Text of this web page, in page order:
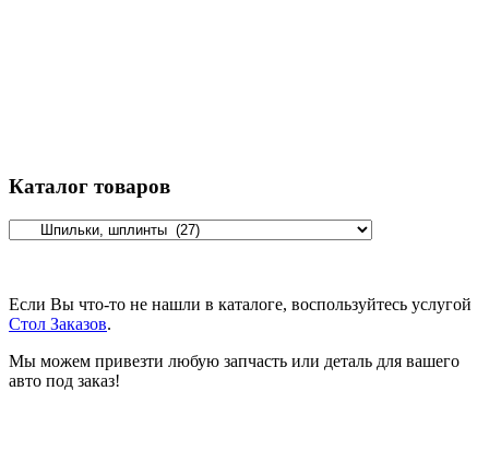
Каталог товаров
Если Вы что-то не нашли в каталоге, воспользуйтесь услугой
Стол Заказов.
Мы можем привезти любую запчасть или деталь для вашего
авто под заказ!